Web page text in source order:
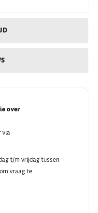
over
via
t/m vrijdag tussen
vraag te